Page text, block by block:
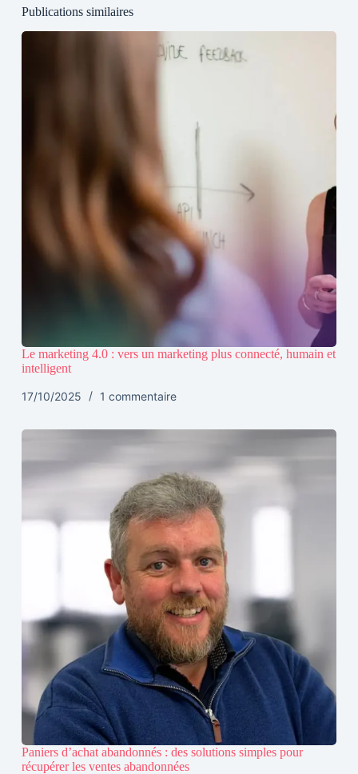
Publications similaires
Le marketing 4.0 : vers un marketing plus connecté, humain et
intelligent
17/10/2025 1 commentaire
Paniers d’achat abandonnés : des solutions simples pour
récupérer les ventes abandonnées